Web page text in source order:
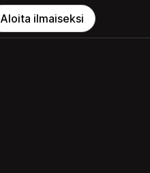
Aloita ilmaiseksi